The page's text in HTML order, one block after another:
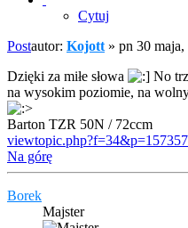
Cytuj
Postautor: Kojott » pn 30 maja,
Dzięki za miłe słowa
No
na wysokim poziomie, na
Barton TZR 50N / 72ccm
Na górę
Borek
Majster